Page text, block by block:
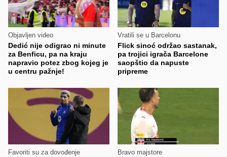
Objavljen video
Dedić nije odigrao ni minute
za Benficu, pa na kraju
napravio potez zbog kojeg je
u centru pažnje!
Vratili se u Barcelonu
Flick sinoć održao sastanak,
pa trojici igrača Barcelone
saopštio da napuste
pripreme
Favoriti su za dovođenje Bravo majstore